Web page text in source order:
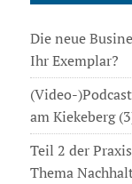
Die neue
Ihr Exemplar?
(Video-
am Kiekeberg
Teil 2 der
Thema